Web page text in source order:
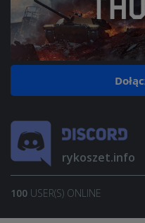
rykoszet.info
100 USER(S) ONLINE